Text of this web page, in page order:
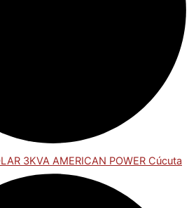
3KVA AMERICAN POWER Cúcuta